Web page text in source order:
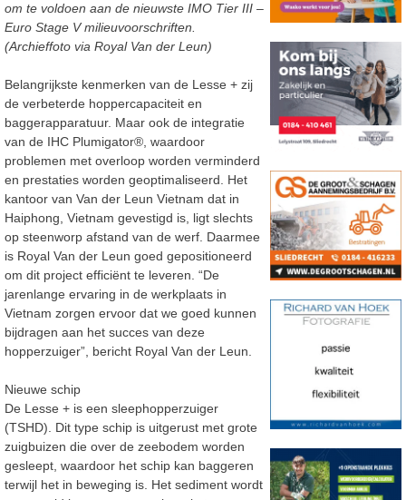
om te voldoen aan de nieuwste IMO Tier III –
Euro Stage V milieuvoorschriften.
(Archieffoto via Royal Van der Leun)
Belangrijkste kenmerken van de Lesse + zij
de verbeterde hoppercapaciteit en
baggerapparatuur. Maar ook de integratie
van de IHC Plumigator®, waardoor
problemen met overloop worden verminderd
en prestaties worden geoptimaliseerd. Het
kantoor van Van der Leun Vietnam dat in
Haiphong, Vietnam gevestigd is, ligt slechts
op steenworp afstand van de werf. Daarmee
is Royal Van der Leun goed gepositioneerd
om dit project efficiënt te leveren. “De
jarenlange ervaring in de werkplaats in
Vietnam zorgen ervoor dat we goed kunnen
bijdragen aan het succes van deze
hopperzuiger”, bericht Royal Van der Leun.
Nieuwe schip
De Lesse + is een sleephopperzuiger
(TSHD). Dit type schip is uitgerust met grote
zuigbuizen die over de zeebodem worden
gesleept, waardoor het schip kan baggeren
terwijl het in beweging is. Het sediment wordt